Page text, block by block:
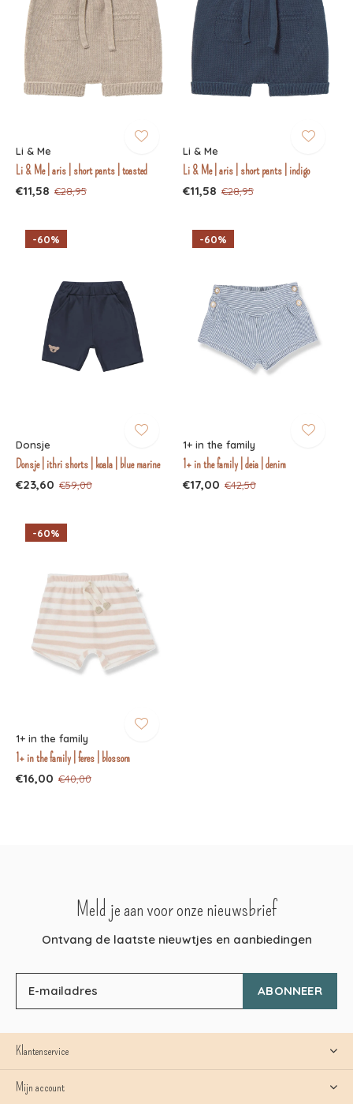
Li & Me
Li & Me | aris | short pants | toasted
€11,58 €28,95
Li & Me
Li & Me | aris | short pants | indigo
€11,58 €28,95
-60%
Donsje
Donsje | ithri shorts | koala | blue marine
€23,60 €59,00
-60%
1+ in the family
1+ in the family | deia | denim
€17,00 €42,50
-60%
1+ in the family
1+ in the family | feres | blossom
€16,00 €40,00
Meld je aan voor onze nieuwsbrief
Ontvang de laatste nieuwtjes en aanbiedingen
ABONNEER
Klantenservice
Mijn account